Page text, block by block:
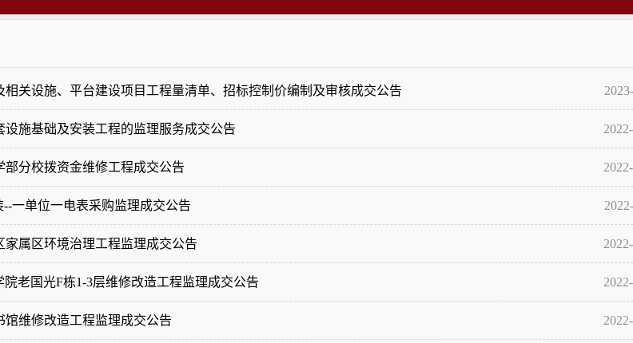
相关设施、平台建设项目工程量清单、招标控制价编制及审核成交公告
设施基础及安装工程的监理服务成交公告
部分校拨资金维修工程成交公告
--一单位一电表采购监理成交公告
家属区环境治理工程监理成交公告
院老国光F栋1-3层维修改造工程监理成交公告
馆维修改造工程监理成交公告